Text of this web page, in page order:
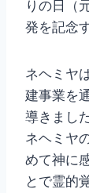
りの日（
発を記念
ネヘミヤ
建事業を
導きまし
ネヘミヤ
めて神に
とで霊的